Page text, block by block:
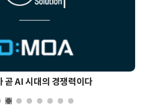
곧 AI 시대의 경쟁력이다